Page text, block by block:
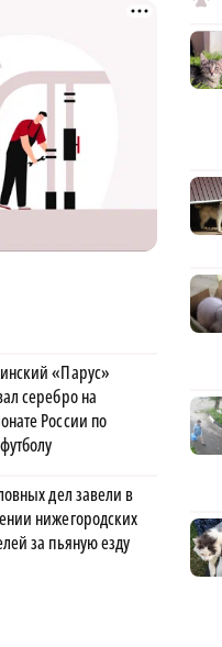
«Парус»
серебро на
России по
дел завели в
нижегородских
за пьяную езду